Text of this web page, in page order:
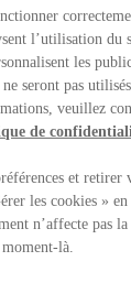
l’utilisation du
les
ne seront pas
veuillez
de
et retirer
les cookies »
n’affecte pas
là.